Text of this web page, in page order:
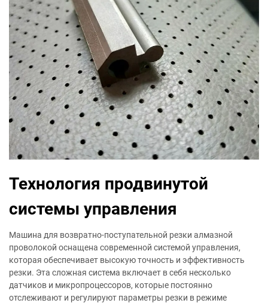
Технология продвинутой
системы управления
Машина для возвратно-поступательной резки алмазной
проволокой оснащена современной системой управления,
которая обеспечивает высокую точность и эффективность
резки. Эта сложная система включает в себя несколько
датчиков и микропроцессоров, которые постоянно
отслеживают и регулируют параметры резки в режиме